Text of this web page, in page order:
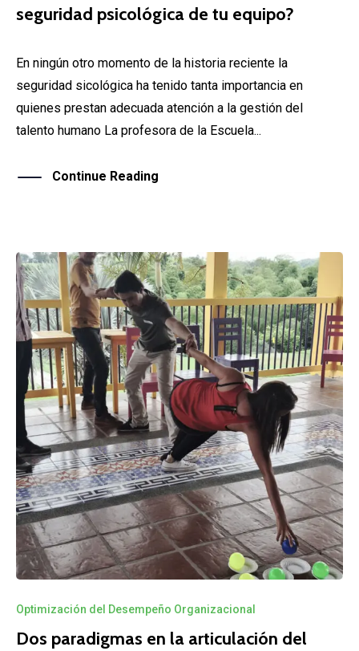
seguridad psicológica de tu equipo?
En ningún otro momento de la historia reciente la
seguridad sicológica ha tenido tanta importancia en
quienes prestan adecuada atención a la gestión del
talento humano La profesora de la Escuela...
Continue Reading
Optimización del Desempeño Organizacional
Dos paradigmas en la articulación del